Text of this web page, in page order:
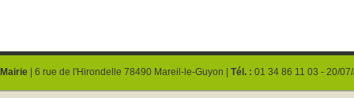
Mairie | 6 rue de l'Hirondelle 78490 Mareil-le-Guyon | Tél. : 01 34 86 11 03 - 20/